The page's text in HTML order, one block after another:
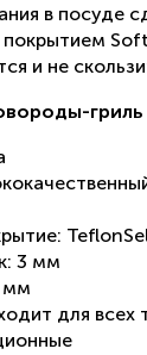
в посуде
покрытием
и не
гриль
3 мм
мм
для всех